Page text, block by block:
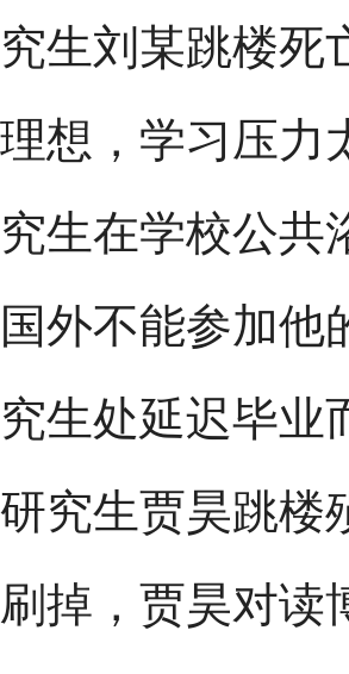
究生刘某跳楼死
理想，学习压力
究生在学校公共
国外不能参加他
究生处延迟毕业
研究生贾昊跳楼
刷掉，贾昊对读